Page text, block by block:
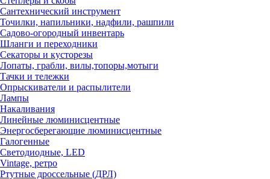
Сантехнический инструмент
Точилки, напильники, надфили, рашпили
Садово-огородный инвентарь
Шланги и переходники
Секаторы и кусторезы
Лопаты, грабли, вилы,топоры,мотыги
Тачки и тележки
Опрыскиватели и распылители
Лампы
Накаливания
Линейные люминисцентные
Энергосберегающие люминисцентные
Галогенные
Светодиодные, LED
Vintage, ретро
Ртутные дроссельные (ДРЛ)